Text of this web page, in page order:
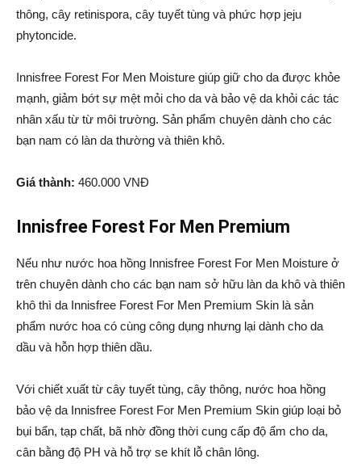
thông, cây retinispora, cây tuyết tùng và phức hợp jeju
phytoncide.
Innisfree Forest For Men Moisture giúp giữ cho da được khỏe
mạnh, giảm bớt sự mệt mỏi cho da và bảo vệ da khỏi các tác
nhân xấu từ từ môi trường. Sản phẩm chuyên dành cho các
bạn nam có làn da thường và thiên khô.
Giá thành: 460.000 VNĐ
Innisfree Forest For Men Premium
Nếu như nước hoa hồng Innisfree Forest For Men Moisture ở
trên chuyên dành cho các bạn nam sở hữu làn da khô và thiên
khô thì da Innisfree Forest For Men Premium Skin là sản
phẩm nước hoa có cùng công dụng nhưng lại dành cho da
dầu và hỗn hợp thiên dầu.
Với chiết xuất từ cây tuyết tùng, cây thông, nước hoa hồng
bảo vệ da Innisfree Forest For Men Premium Skin giúp loại bỏ
bụi bẩn, tạp chất, bã nhờ đồng thời cung cấp độ ẩm cho da,
cân bằng độ PH và hỗ trợ se khít lỗ chân lông.